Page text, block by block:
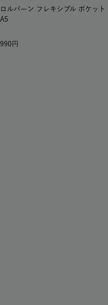
ロルバーン フレキシブル ポケット
A5
990